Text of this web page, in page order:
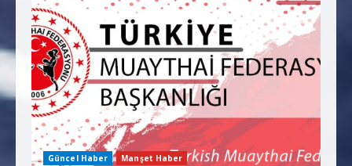
Güncel Haber Manşet Haber